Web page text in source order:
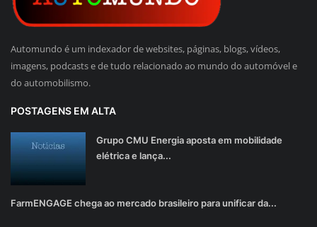
Automundo é um indexador de websites, páginas, blogs, vídeos,
imagens, podcasts e de tudo relacionado ao mundo do automóvel e
do automobilismo.
POSTAGENS EM ALTA
Grupo CMU Energia aposta em mobilidade
elétrica e lança...
FarmENGAGE chega ao mercado brasileiro para unificar da...